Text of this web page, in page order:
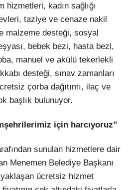
hizmetleri, kadın sağlığı
taziye ve cenaze nakil
malzeme desteği, sosyal
bebek bezi, hasta bezi,
manuel ve akülü tekerlekli
desteği, sınav zamanları
çorba dağıtımı, ilaç ve
başlık bulunuyor.
için harcıyoruz”
sunulan hizmetlere dair
Menemen Belediye Başkanı
yaklaşan ücretsiz hizmet